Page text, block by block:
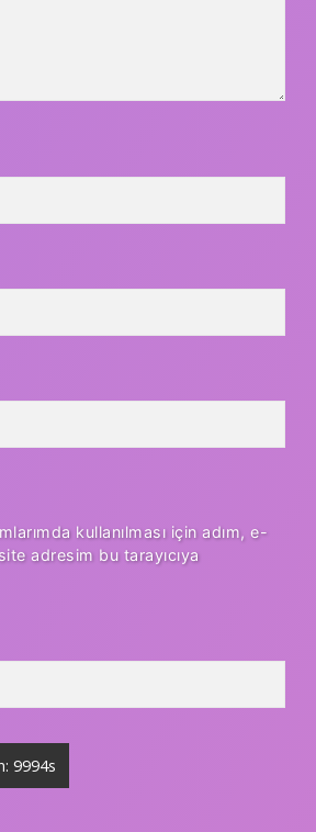
kullanılması için adım, e-
adresim bu tarayıcıya